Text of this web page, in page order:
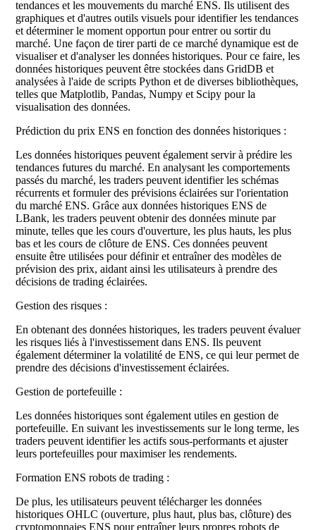
tendances et les mouvements du marché ENS. Ils utilisent des
graphiques et d'autres outils visuels pour identifier les tendances
et déterminer le moment opportun pour entrer ou sortir du
marché. Une façon de tirer parti de ce marché dynamique est de
visualiser et d'analyser les données historiques. Pour ce faire, les
données historiques peuvent être stockées dans GridDB et
analysées à l'aide de scripts Python et de diverses bibliothèques,
telles que Matplotlib, Pandas, Numpy et Scipy pour la
visualisation des données.
Prédiction du prix ENS en fonction des données historiques :
Les données historiques peuvent également servir à prédire les
tendances futures du marché. En analysant les comportements
passés du marché, les traders peuvent identifier les schémas
récurrents et formuler des prévisions éclairées sur l'orientation
du marché ENS. Grâce aux données historiques ENS de
LBank, les traders peuvent obtenir des données minute par
minute, telles que les cours d'ouverture, les plus hauts, les plus
bas et les cours de clôture de ENS. Ces données peuvent
ensuite être utilisées pour définir et entraîner des modèles de
prévision des prix, aidant ainsi les utilisateurs à prendre des
décisions de trading éclairées.
Gestion des risques :
En obtenant des données historiques, les traders peuvent évaluer
les risques liés à l'investissement dans ENS. Ils peuvent
également déterminer la volatilité de ENS, ce qui leur permet de
prendre des décisions d'investissement éclairées.
Gestion de portefeuille :
Les données historiques sont également utiles en gestion de
portefeuille. En suivant les investissements sur le long terme, les
traders peuvent identifier les actifs sous-performants et ajuster
leurs portefeuilles pour maximiser les rendements.
Formation ENS robots de trading :
De plus, les utilisateurs peuvent télécharger les données
historiques OHLC (ouverture, plus haut, plus bas, clôture) des
cryptomonnaies ENS pour entraîner leurs propres robots de